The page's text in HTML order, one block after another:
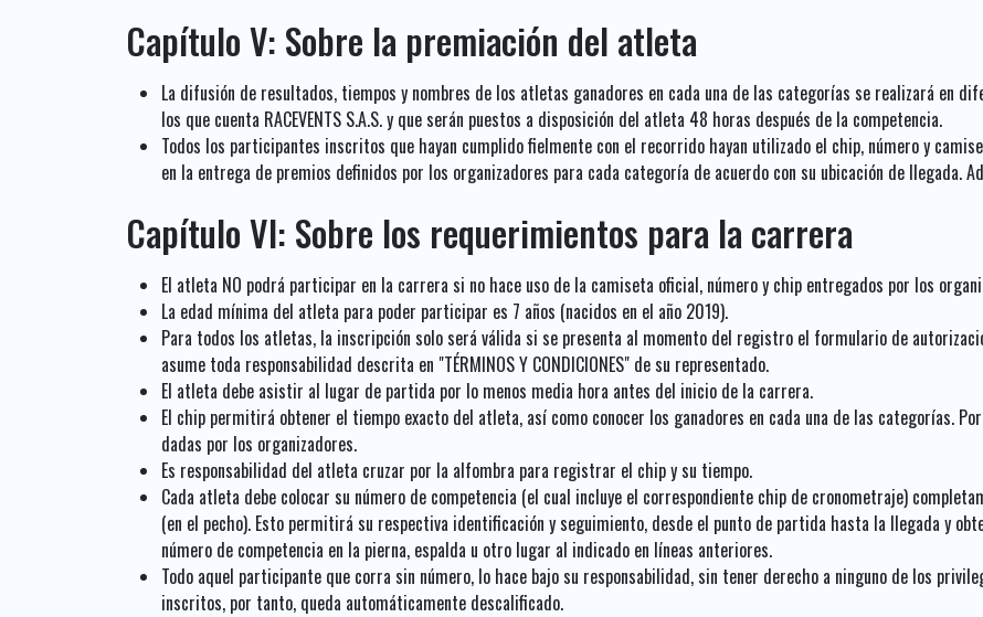
Capítulo V: Sobre la premiación del atleta
La difusión de resultados, tiempos y nombres de los atletas ganadores en cada una de las categorías se realizará en
los que cuenta RACEVENTS S.A.S. y que serán puestos a disposición del atleta 48 horas después de la competencia.
Todos los participantes inscritos que hayan cumplido fielmente con el recorrido hayan utilizado el chip, número y
en la entrega de premios definidos por los organizadores para cada categoría de acuerdo con su ubicación de llegada.
Capítulo VI: Sobre los requerimientos para la carrera
El atleta NO podrá participar en la carrera si no hace uso de la camiseta oficial, número y chip entregados por los
La edad mínima del atleta para poder participar es 7 años (nacidos en el año 2019).
Para todos los atletas, la inscripción solo será válida si se presenta al momento del registro el formulario de
asume toda responsabilidad descrita en "TÉRMINOS Y CONDICIONES" de su representado.
El atleta debe asistir al lugar de partida por lo menos media hora antes del inicio de la carrera.
El chip permitirá obtener el tiempo exacto del atleta, así como conocer los ganadores en cada una de las categorías.
dadas por los organizadores.
Es responsabilidad del atleta cruzar por la alfombra para registrar el chip y su tiempo.
Cada atleta debe colocar su número de competencia (el cual incluye el correspondiente chip de cronometraje)
(en el pecho). Esto permitirá su respectiva identificación y seguimiento, desde el punto de partida hasta la llegada y
número de competencia en la pierna, espalda u otro lugar al indicado en líneas anteriores.
Todo aquel participante que corra sin número, lo hace bajo su responsabilidad, sin tener derecho a ninguno de los
inscritos, por tanto, queda automáticamente descalificado.